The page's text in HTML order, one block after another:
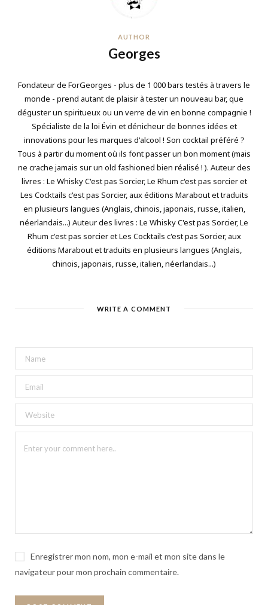
AUTHOR
Georges
Fondateur de ForGeorges - plus de 1 000 bars testés à travers le
monde - prend autant de plaisir à tester un nouveau bar, que
déguster un spiritueux ou un verre de vin en bonne compagnie !
Spécialiste de la loi Évin et dénicheur de bonnes idées et
innovations pour les marques d'alcool ! Son cocktail préféré ?
Tous à partir du moment où ils font passer un bon moment (mais
ne crache jamais sur un old fashioned bien réalisé ! ). Auteur des
livres : Le Whisky C'est pas Sorcier, Le Rhum c'est pas sorcier et
Les Cocktails c'est pas Sorcier, aux éditions Marabout et traduits
en plusieurs langues (Anglais, chinois, japonais, russe, italien,
néerlandais...) Auteur des livres : Le Whisky C'est pas Sorcier, Le
Rhum c'est pas sorcier et Les Cocktails c'est pas Sorcier, aux
éditions Marabout et traduits en plusieurs langues (Anglais,
chinois, japonais, russe, italien, néerlandais...)
WRITE A COMMENT
Enregistrer mon nom, mon e-mail et mon site dans le
navigateur pour mon prochain commentaire.